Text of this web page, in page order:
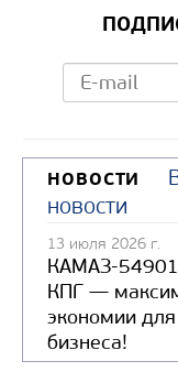
НОВОСТИ
новости
13 июля 2026 г.
КАМАЗ-
КПГ —
экономии
бизнеса!